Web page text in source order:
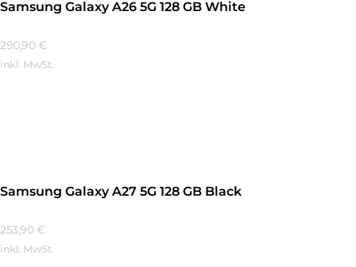
Samsung Galaxy A26 5G 128 GB White
290,90 €
inkl. MwSt.
Samsung Galaxy A27 5G 128 GB Black
253,90 €
inkl. MwSt.